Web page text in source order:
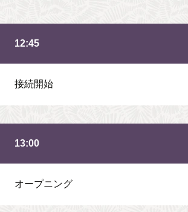
12:45
接続開始
13:00
オープニング